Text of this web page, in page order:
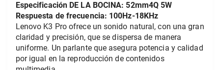
Especificación DE LA BOCINA: 52mm4Q 5W
Respuesta de frecuencia: 100Hz-18KHz
Lenovo K3 Pro ofrece un sonido natural, con una gran
claridad y precisión, que se dispersa de manera
uniforme. Un parlante que asegura potencia y calidad
por igual en la reproducción de contenidos